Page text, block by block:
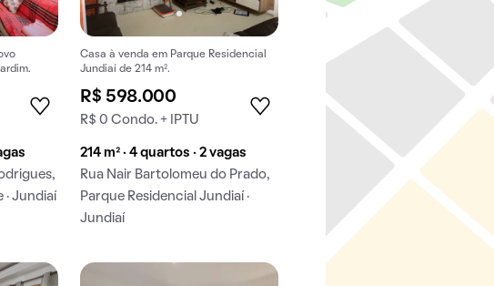
Jundiaí
Casa à venda em Parque Residencial
Jundiaí de 214 m².
R$ 598.000
R$ 0 Condo. + IPTU
214 m² · 4 quartos · 2 vagas
Rua Nair Bartolomeu do Prado,
Parque Residencial Jundiaí ·
Jundiaí